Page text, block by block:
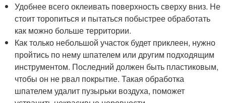
Удобнее всего оклеивать поверхность сверху вниз. Не
стоит торопиться и пытаться побыстрее обработать
как можно больше территории.
Как только небольшой участок будет приклеен, нужно
пройтись по нему шпателем или другим подходящим
инструментом. Последний должен быть пластиковым,
чтобы он не рвал покрытие. Такая обработка
шпателем удалит пузырьки воздуха, поможет